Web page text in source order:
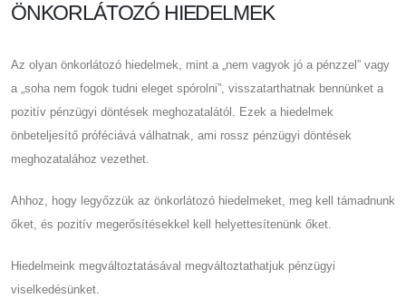
ÖNKORLÁTOZÓ HIEDELMEK
Az olyan önkorlátozó hiedelmek, mint a „nem vagyok jó a pénzzel” vagy
a „soha nem fogok tudni eleget spórolni”, visszatarthatnak bennünket a
pozitív pénzügyi döntések meghozatalától. Ezek a hiedelmek
önbeteljesítő próféciává válhatnak, ami rossz pénzügyi döntések
meghozatalához vezethet.
Ahhoz, hogy legyőzzük az önkorlátozó hiedelmeket, meg kell támadnunk
őket, és pozitív megerősítésekkel kell helyettesítenünk őket.
Hiedelmeink megváltoztatásával megváltoztathatjuk pénzügyi
viselkedésünket.